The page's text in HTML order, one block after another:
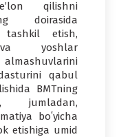
qilishni
doirasida
etish,
yoshlar
qabul
BMTning
jumladan,
boʻyicha
etishiga umid